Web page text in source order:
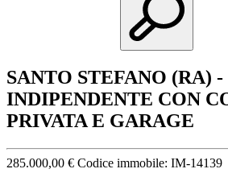
SANTO STEFANO (RA) -
INDIPENDENTE CON
PRIVATA E GARAGE
285.000,00 € Codice immobile: IM-14139